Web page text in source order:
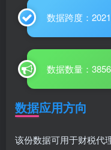
数据跨度：
数据数量：
数据应用方向
该份数据可用于财税代